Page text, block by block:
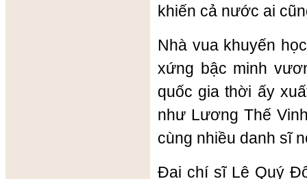
khiến cả nước ai
Nhà vua khuyến
xứng bậc minh
quốc gia thời ấy
như Lương Thế
cùng nhiều danh sĩ
Đại chí sĩ Lê Quý